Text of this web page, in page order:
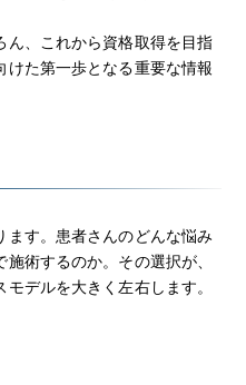
、これから資格取得を目指
た第一歩となる重要な情報
す。患者さんのどんな悩み
術するのか。その選択が、
デルを大きく左右します。